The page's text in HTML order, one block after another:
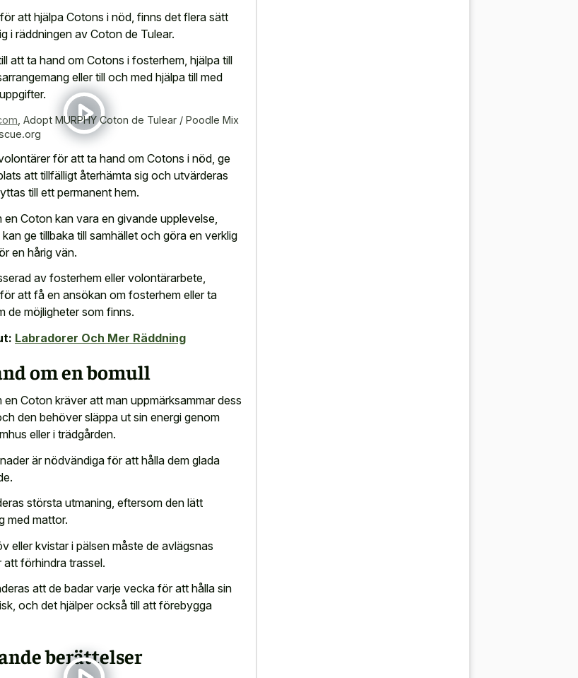
att hjälpa Cotons i nöd, finns det flera sätt
i räddningen av Coton de Tulear.
att ta hand om Cotons i fosterhem, hjälpa till
eller till och med hjälpa till med
Adopt MURPHY Coton de Tulear / Poodle Mix
för att ta hand om Cotons i nöd, ge
att tillfälligt återhämta sig och utvärderas
till ett permanent hem.
Coton kan vara en givande upplevelse,
ge tillbaka till samhället och göra en verklig
en hårig vän.
av fosterhem eller volontärarbete,
att få en ansökan om fosterhem eller ta
de möjligheter som finns.
Labradorer Och Mer Räddning
om en bomull
en Coton kräver att man uppmärksammar dess
den behöver släppa ut sin energi genom
eller i trädgården.
är nödvändiga för att hålla dem glada
största utmaning, eftersom den lätt
med mattor.
eller kvistar i pälsen måste de avlägsnas
förhindra trassel.
att de badar varje vecka för att hålla sin
och det hjälper också till att förebygga
berättelser